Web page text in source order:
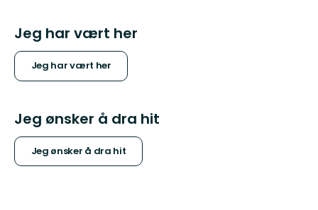
Jeg har vært her
Jeg har vært her
Jeg ønsker å dra hit
Jeg ønsker å dra hit